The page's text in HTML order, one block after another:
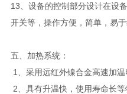
13、设备的控制部分设计在设
开关等，操作方便，简单，易于
五、加热系统：
1、采用远红外镍合金高速加温
2、具有升温快，使用寿命长等